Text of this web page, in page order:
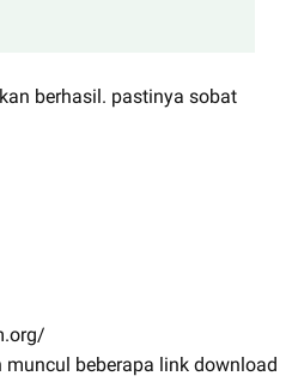
berhasil. pastinya sobat
beberapa link download